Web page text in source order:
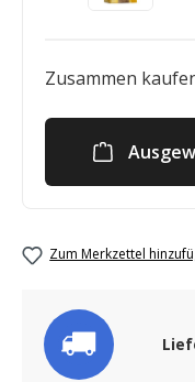
Zusammen
Zum Merkzettel